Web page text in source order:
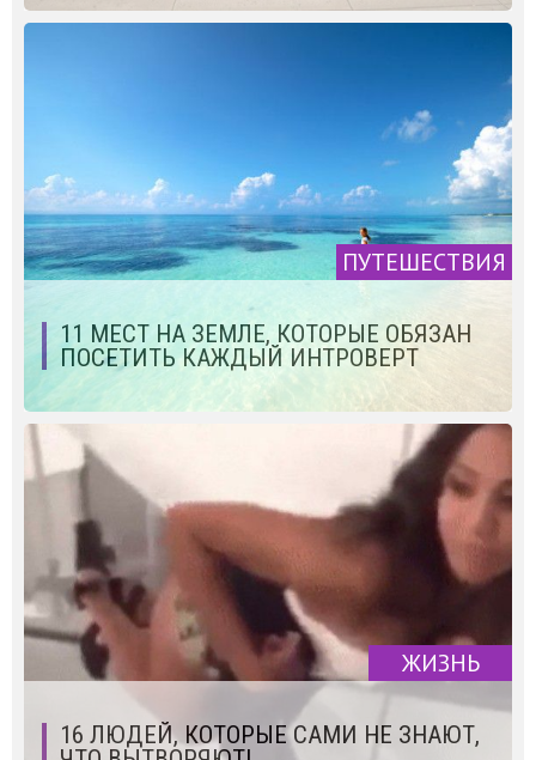
ПУТЕШЕСТВИЯ
11 МЕСТ НА ЗЕМЛЕ, КОТОРЫЕ ОБЯЗАН
ПОСЕТИТЬ КАЖДЫЙ ИНТРОВЕРТ
ЖИЗНЬ
16 ЛЮДЕЙ, КОТОРЫЕ САМИ НЕ ЗНАЮТ,